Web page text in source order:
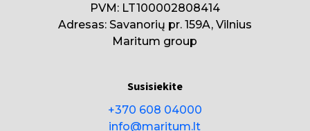
PVM: LT100002808414
Adresas: Savanorių pr. 159A, Vilnius
Maritum group
Susisiekite
+370 608 04000
info@maritum.lt